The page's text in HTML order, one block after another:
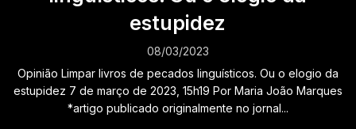
estupidez
08/03/2023
Opinião Limpar livros de pecados linguísticos. Ou o elogio da
estupidez 7 de março de 2023, 15h19 Por Maria João Marques
*artigo publicado originalmente no jornal...